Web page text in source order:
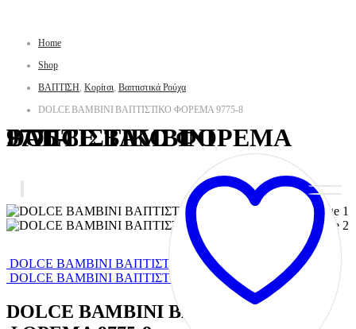
Home
Shop
ΒΑΠΤΙΣΗ, Κορίτσι, Βαπτιστικά Ρούχα
DOLCE BAMBINI ΒΑΠΤΙΣΤΙΚΟ ΦΟΡΕΜΑ 9775-8
DOLCE BAMBINI ΒΑΠΤΙΣΤΙΚΟ ΦΟΡΕΜΑ 9775-8
DOLCE BAMBINI ΒΑΠΤΙΣΤΙΚΟ ΦΟΡΕΜΑ 9775
DOLCE BAMBINI ΒΑΠΤΙΣΤΙΚΟ ΦΟΡΕΜΑ 9776-1
DOLCE BAMBINI ΒΑΠΤΙΣΤΙΚΟ